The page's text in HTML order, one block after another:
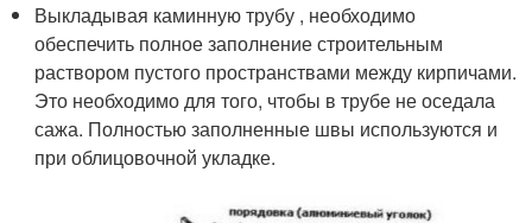
Выкладывая каминную трубу , необходимо
обеспечить полное заполнение строительным
раствором пустого пространствами между кирпичами.
Это необходимо для того, чтобы в трубе не оседала
сажа. Полностью заполненные швы используются и
при облицовочной укладке.